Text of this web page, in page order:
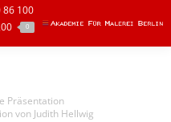
86 100
0
Präsentation
von Judith Hellwig